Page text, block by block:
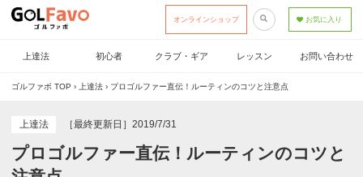
オンラインショップ お気に入り
上達法 初心者 クラブ・ギア レッスン お問い合わせ
ゴルファボ TOP › 上達法 › プロゴルファー直伝！ルーティンのコツと注意点
上達法 ［最終更新日］2019/7/31
プロゴルファー直伝！ルーティンのコツと